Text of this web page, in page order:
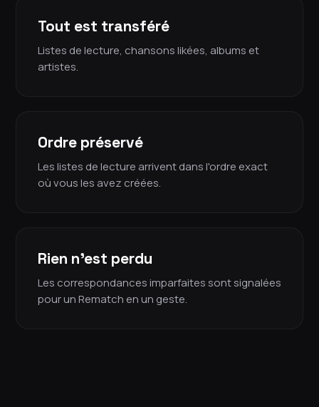
Tout est transféré
Listes de lecture, chansons likées, albums et
artistes.
Ordre préservé
Les listes de lecture arrivent dans l'ordre exact
où vous les avez créées.
Rien n'est perdu
Les correspondances imparfaites sont signalées
pour un Rematch en un geste.